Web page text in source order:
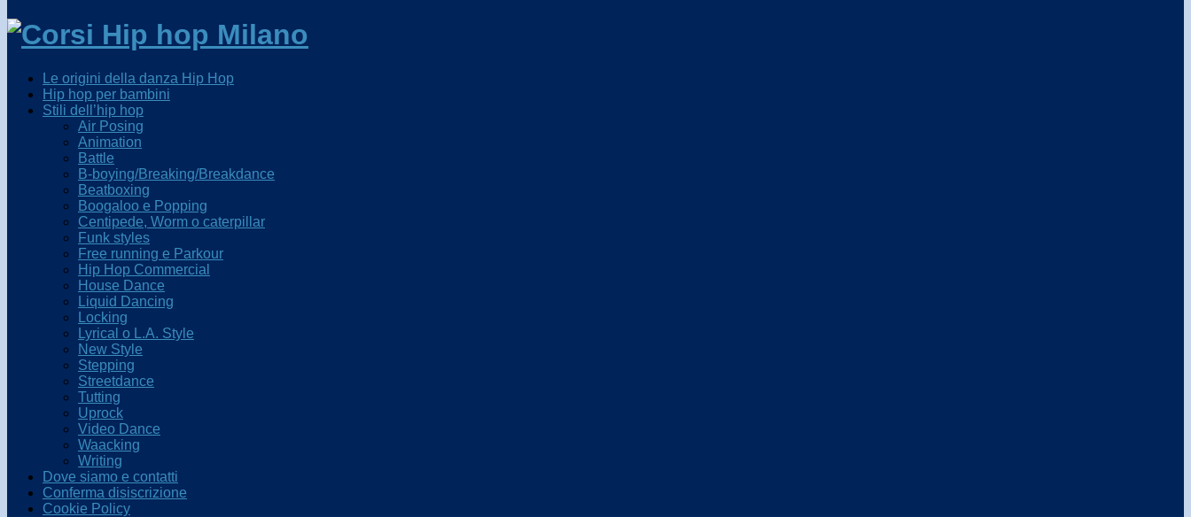
Le origini della danza Hip Hop
Hip hop per bambini
Stili dell’hip hop
Air Posing
Animation
Battle
B-boying/Breaking/Breakdance
Beatboxing
Boogaloo e Popping
Centipede, Worm o caterpillar
Funk styles
Free running e Parkour
Hip Hop Commercial
House Dance
Liquid Dancing
Locking
Lyrical o L.A. Style
New Style
Stepping
Streetdance
Tutting
Uprock
Video Dance
Waacking
Writing
Dove siamo e contatti
Conferma disiscrizione
Cookie Policy